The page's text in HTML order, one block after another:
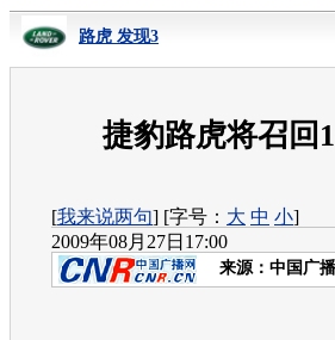
路虎 发现3
捷豹路虎将召回
[我来说两句] [字号： 大 中 小]
2009年08月27日17:00
来源： 中国广